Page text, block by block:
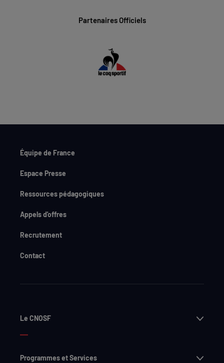
Partenaires Officiels
Équipe de France
Espace Presse
Ressources pédagogiques
Appels d'offres
Recrutement
Contact
Le CNOSF
Programmes et Services